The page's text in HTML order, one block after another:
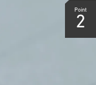
Point
2